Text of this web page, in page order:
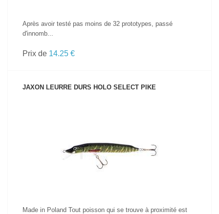
Après avoir testé pas moins de 32 prototypes, passé
d'innomb...
Prix de 14.25 €
JAXON LEURRE DURS HOLO SELECT PIKE
Made in Poland Tout poisson qui se trouve à proximité est